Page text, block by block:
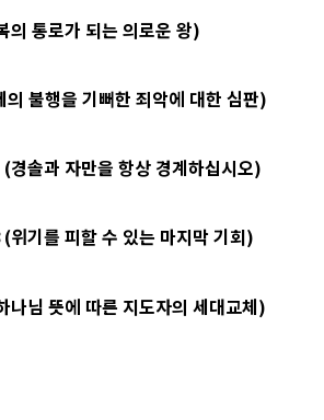
통로가 되는 의로운 왕)
불행을 기뻐한 죄악에 대한 심판)
솔과 자만을 항상 경계하십시오)
기를 피할 수 있는 마지막 기회)
님 뜻에 따른 지도자의 세대교체)